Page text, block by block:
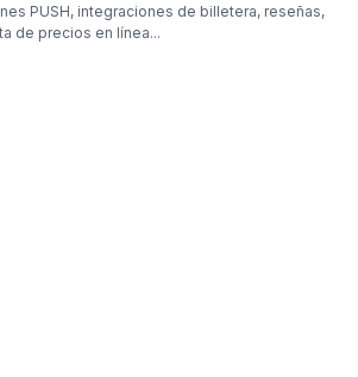
PUSH, integraciones de billetera, reseñas,
de precios en línea...